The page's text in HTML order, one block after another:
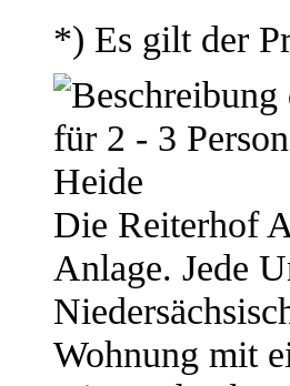
*) Es gilt der
Die Reiterhof
Anlage. Jede
Wohnung mit